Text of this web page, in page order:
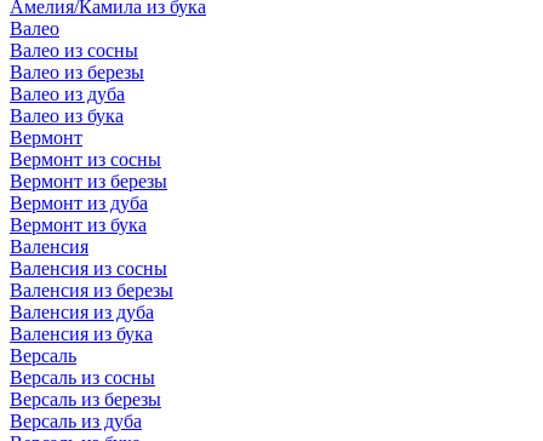
Амелия/Камила из бука
Валео
Валео из сосны
Валео из березы
Валео из дуба
Валео из бука
Вермонт
Вермонт из сосны
Вермонт из березы
Вермонт из дуба
Вермонт из бука
Валенсия
Валенсия из сосны
Валенсия из березы
Валенсия из дуба
Валенсия из бука
Версаль
Версаль из сосны
Версаль из березы
Версаль из дуба